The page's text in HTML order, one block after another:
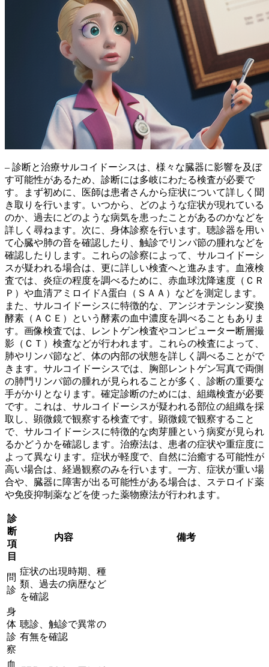
– 診断と治療サルコイドーシスは、様々な臓器に影響を及ぼ
す可能性があるため、診断には多岐にわたる検査が必要で
す。まず初めに、医師は患者さんから症状について詳しく聞
き取りを行います。いつから、どのような症状が現れている
のか、過去にどのような病気を患ったことがあるのかなどを
詳しく尋ねます。次に、身体診察を行います。聴診器を用い
て心臓や肺の音を確認したり、触診でリンパ節の腫れなどを
確認したりします。これらの診察によって、サルコイドーシ
スが疑われる場合は、更に詳しい検査へと進みます。血液検
査では、炎症の程度を調べるために、赤血球沈降速度（ＣＲ
Ｐ）や血清アミロイドA蛋白（ＳＡＡ）などを測定します。
また、サルコイドーシスに特徴的な、 アンジオテンシン変換
酵素（ＡＣＥ）
という酵素の血中濃度を調べることもありま
す。画像検査では、レントゲン検査やコンピューター断層撮
影（ＣＴ）検査などが行われます。これらの検査によって、
肺やリンパ節など、体の内部の状態を詳しく調べることがで
きます。サルコイドーシスでは、 胸部レントゲン写真で両側
の肺門リンパ節の腫れが見られることが多く、診断の重要な
手がかりとなります。確定診断のためには、 組織検査が必要
です。これは、サルコイドーシスが疑われる部位の組織を採
取し、顕微鏡で観察する検査です。顕微鏡で観察すること
で、サルコイドーシスに特徴的な肉芽腫という病変が見られ
るかどうかを確認します。治療法は、患者の症状や重症度に
よって異なります。症状が軽度で、自然に治癒する可能性が
高い場合は、経過観察のみを行います。一方、症状が重い場
合や、臓器に障害が出る可能性がある場合は、ステロイド薬
や免疫抑制薬などを使った薬物療法が行われます。
診
断
項
目
内容 備考
問
診
症状の出現時期、種
類、過去の病歴など
を確認
身
体
診
察
聴診、触診で異常の
有無を確認
血